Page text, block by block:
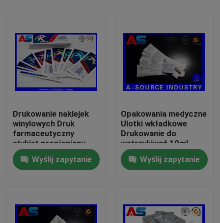
Dom
O nas
Drukowanie naklejek
winylowych Druk
farmaceutyczny
etykiet propionianu
peptydowego na fiolki
2 ml Wyślij zapytanie
Opakowania medyczne
Ulotki wkładkowe
Drukowanie do
wstrzykiwań 10ml
Składany rozmiar
45mmWyślij zapytanie